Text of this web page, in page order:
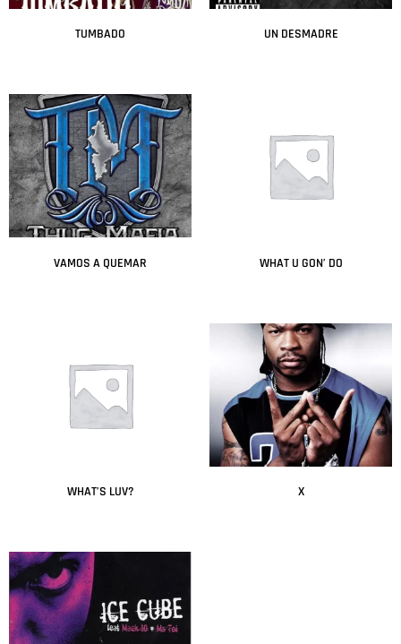
TUMBADO UN DESMADRE
VAMOS A QUEMAR WHAT U GON’ DO
WHAT’S LUV? X